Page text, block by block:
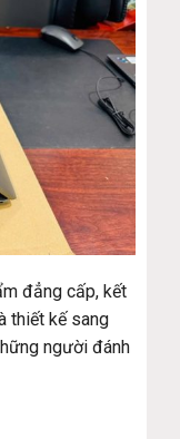
đẳng cấp, kết
thiết kế sang
người đánh